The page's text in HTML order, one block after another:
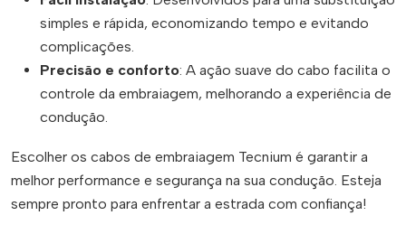
simples e rápida, economizando tempo e evitando
complicações.
Precisão e conforto: A ação suave do cabo facilita o
controle da embraiagem, melhorando a experiência de
condução.
Escolher os cabos de embraiagem Tecnium é garantir a
melhor performance e segurança na sua condução. Esteja
sempre pronto para enfrentar a estrada com confiança!